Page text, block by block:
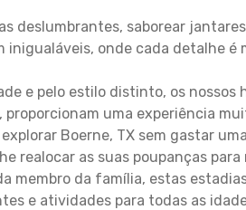
deslumbrantes, saborear
inigualáveis, onde cada detalhe
e pelo estilo distinto, os
uma experiência
Boerne, TX sem gastar
realocar as suas poupanças para
membro da família, estas
e atividades para todas as